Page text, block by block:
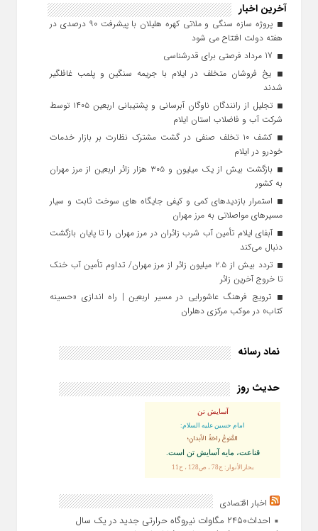
آخرین اخبار
پروژه سازه سنگی و ملاتی کهره هلیلان با پیشرفت ۹۰ درصدی در
هفته دولت افتتاح می شود
یخ‌ فروشان متخلف در ایلام با جریمه سنگین و پلمب غافلگیر
شدند
تجلیل از رانندگان ناوگان آبرسانی و پشتیبانی اربعین ۱۴۰۵ توسط
شرکت آب و فاضلاب استان ایلام
کشف ۱۰ تخلف صنفی در گشت مشترک نظارت بر بازار خدمات
خودرو در ایلام
بازگشت بیش از یک میلیون و ۳۰۵ هزار زائر اربعین از مرز مهران
به کشور
استمرار بازدیدهای کمی و کیفی جایگاه‌ های سوخت ثابت و سیار
مسیرهای مواصلاتی به مرز مهران
آبفای ایلام تأمین آب شرب زائران در مرز مهران را تا پایان بازگشت
دنبال می‌کند
تردد بیش از ۲.۵ میلیون زائر از مرز مهران/ تداوم تأمین آب خنک
تا خروج آخرین زائر
ترویج فرهنگ عاشورایی در مسیر اربعین | راه‌ اندازی «حسینه
کتاب» در موکب مرکزی دهلران
نماد رسانه
حدیث روز
آسایش تن
امام حسین علیه السلام:
القُنوعُ راحَةُ الأبدانِ؛
قناعت، مايه آسايش تن است.
بحارالأنوار: ج78 ، ص128 ، ح11
اخبار اقتصادی
احداث۲۴۵۰ مگاوات نیروگاه حرارتی جدید در یک سال